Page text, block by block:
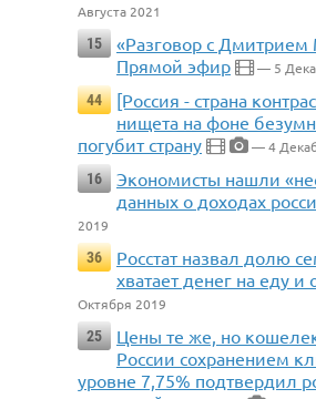
Августа 2021
15
«Разговор с
Прямой эфир
— 5
44
[Россия - страна
нищета на фоне
погубит страну
— 4
16
Экономисты нашли
данных о доходах
2019
36
Росстат назвал долю
хватает денег на еду и
Октября 2019
25
Цены те же, но
России сохранением
уровне 7,75% подтвердил